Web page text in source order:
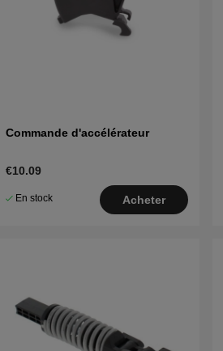
Commande d'accélérateur
€10.09
En stock Acheter